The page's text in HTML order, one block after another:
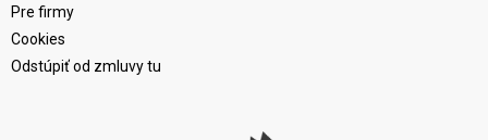
Pre firmy
Cookies
Odstúpiť od zmluvy tu